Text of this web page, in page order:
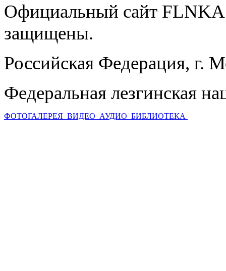
Официальный сайт
защищены.
Российская Федерация, г.
Федеральная лезгинская
ФОТОГАЛЕРЕЯ ВИДЕО АУДИО БИБЛИОТЕКА